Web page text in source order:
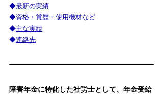
◆最新の実績
◆資格・賞歴・使用機材など
◆主な実績
◆連絡先
障害年金に特化した社労士として、年金受給